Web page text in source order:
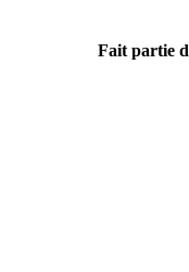
Fait partie